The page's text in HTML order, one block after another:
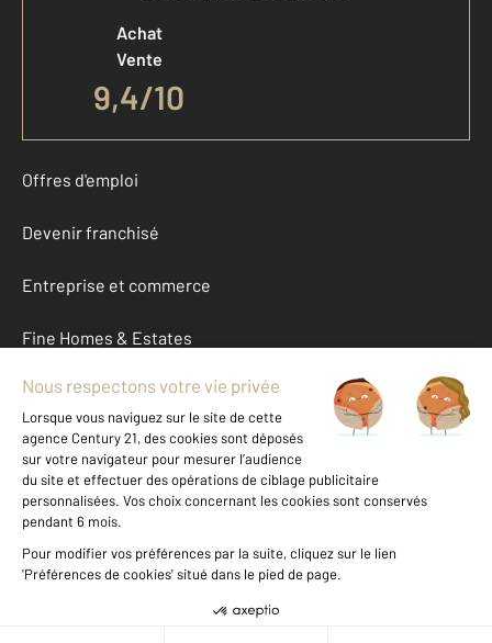
Achat
Vente
9,4/10
Offres d'emploi
Devenir franchisé
Entreprise et commerce
Fine Homes & Estates
À propos
International
Nous contacter
Données personnelles